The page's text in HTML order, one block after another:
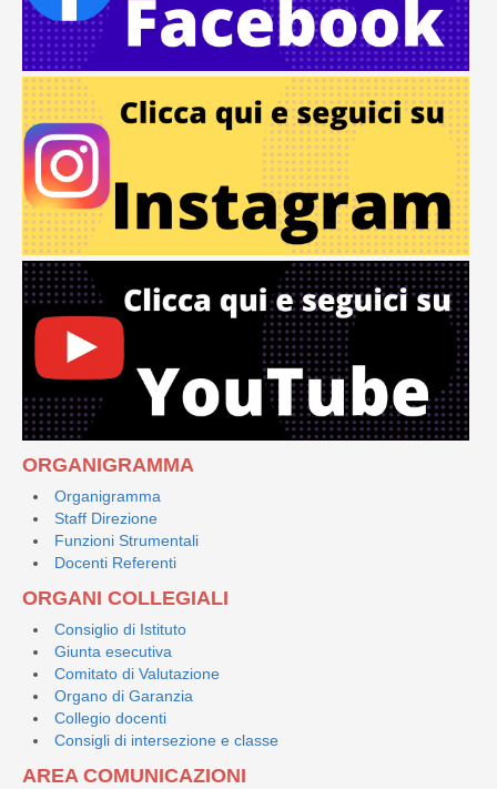
ORGANIGRAMMA
Organigramma
Staff Direzione
Funzioni Strumentali
Docenti Referenti
ORGANI COLLEGIALI
Consiglio di Istituto
Giunta esecutiva
Comitato di Valutazione
Organo di Garanzia
Collegio docenti
Consigli di intersezione e classe
AREA COMUNICAZIONI